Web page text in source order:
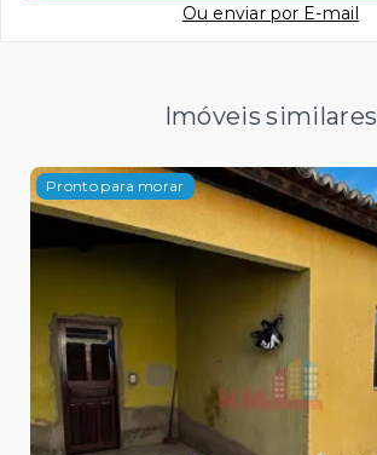
Ou enviar por E-mail
Imóveis similares
Pronto para morar